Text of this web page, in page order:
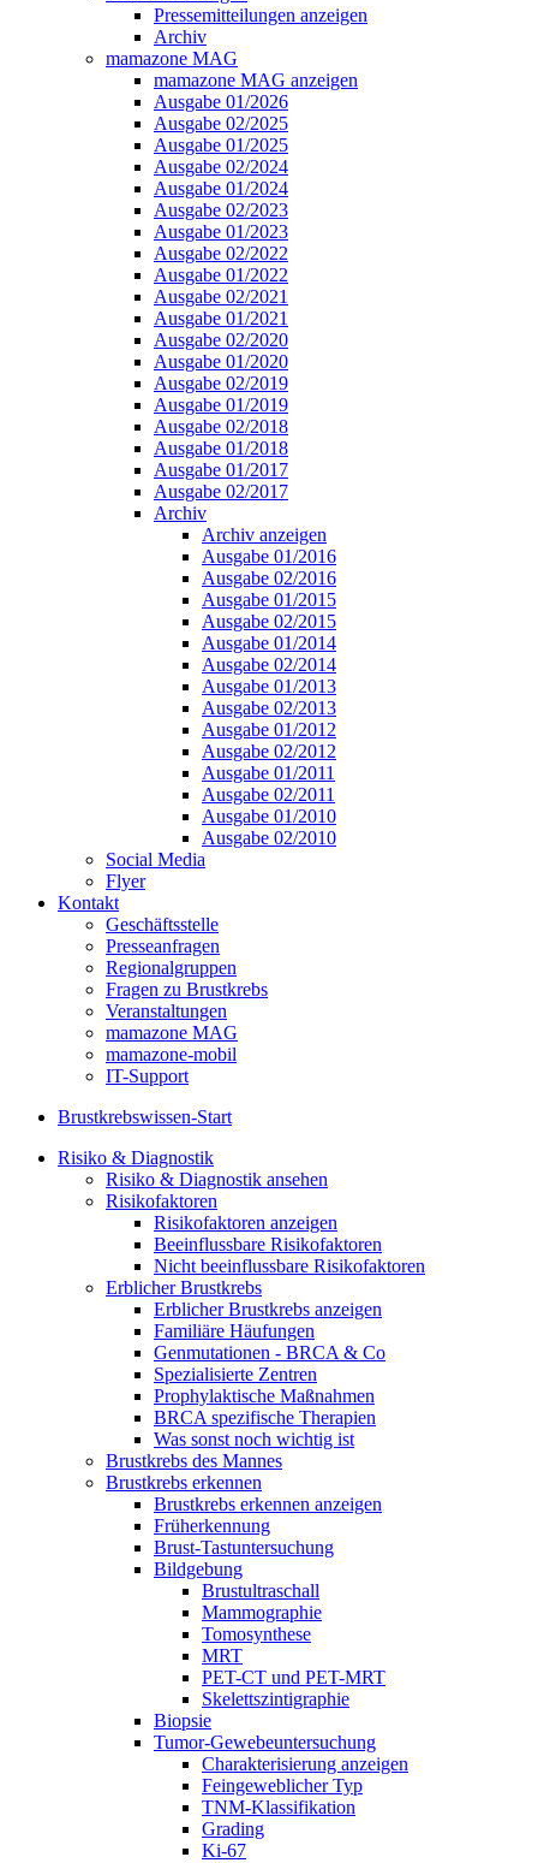
Pressemitteilungen anzeigen
Archiv
mamazone MAG
mamazone MAG anzeigen
Ausgabe 01/2026
Ausgabe 02/2025
Ausgabe 01/2025
Ausgabe 02/2024
Ausgabe 01/2024
Ausgabe 02/2023
Ausgabe 01/2023
Ausgabe 02/2022
Ausgabe 01/2022
Ausgabe 02/2021
Ausgabe 01/2021
Ausgabe 02/2020
Ausgabe 01/2020
Ausgabe 02/2019
Ausgabe 01/2019
Ausgabe 02/2018
Ausgabe 01/2018
Ausgabe 01/2017
Ausgabe 02/2017
Archiv
Archiv anzeigen
Ausgabe 01/2016
Ausgabe 02/2016
Ausgabe 01/2015
Ausgabe 02/2015
Ausgabe 01/2014
Ausgabe 02/2014
Ausgabe 01/2013
Ausgabe 02/2013
Ausgabe 01/2012
Ausgabe 02/2012
Ausgabe 01/2011
Ausgabe 02/2011
Ausgabe 01/2010
Ausgabe 02/2010
Social Media
Flyer
Kontakt
Geschäftsstelle
Presseanfragen
Regionalgruppen
Fragen zu Brustkrebs
Veranstaltungen
mamazone MAG
mamazone-mobil
IT-Support
Brustkrebswissen-Start
Risiko & Diagnostik
Risiko & Diagnostik ansehen
Risikofaktoren
Risikofaktoren anzeigen
Beeinflussbare Risikofaktoren
Nicht beeinflussbare Risikofaktoren
Erblicher Brustkrebs
Erblicher Brustkrebs anzeigen
Familiäre Häufungen
Genmutationen - BRCA & Co
Spezialisierte Zentren
Prophylaktische Maßnahmen
BRCA spezifische Therapien
Was sonst noch wichtig ist
Brustkrebs des Mannes
Brustkrebs erkennen
Brustkrebs erkennen anzeigen
Früherkennung
Brust-Tastuntersuchung
Bildgebung
Brustultraschall
Mammographie
Tomosynthese
MRT
PET-CT und PET-MRT
Skelettszintigraphie
Biopsie
Tumor-Gewebeuntersuchung
Charakterisierung anzeigen
Feingeweblicher Typ
TNM-Klassifikation
Grading
Ki-67